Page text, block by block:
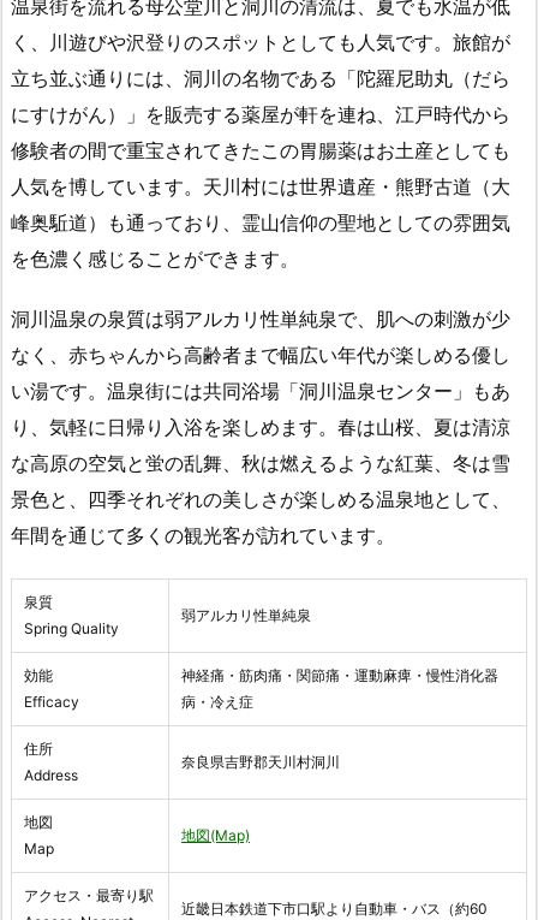
温泉街を流れる母公堂川と洞川の清流は、夏でも水温が低
く、川遊びや沢登りのスポットとしても人気です。旅館が
立ち並ぶ通りには、洞川の名物である「陀羅尼助丸（だら
にすけがん）」を販売する薬屋が軒を連ね、江戸時代から
修験者の間で重宝されてきたこの胃腸薬はお土産としても
人気を博しています。天川村には世界遺産・熊野古道（大
峰奥駈道）も通っており、霊山信仰の聖地としての雰囲気
を色濃く感じることができます。
洞川温泉の泉質は弱アルカリ性単純泉で、肌への刺激が少
なく、赤ちゃんから高齢者まで幅広い年代が楽しめる優し
い湯です。温泉街には共同浴場「洞川温泉センター」もあ
り、気軽に日帰り入浴を楽しめます。春は山桜、夏は清涼
な高原の空気と蛍の乱舞、秋は燃えるような紅葉、冬は雪
景色と、四季それぞれの美しさが楽しめる温泉地として、
年間を通じて多くの観光客が訪れています。
泉質
Spring Quality
弱アルカリ性単純泉
効能
Efficacy
神経痛・筋肉痛・関節痛・運動麻痺・慢性消化器
病・冷え症
住所
Address
奈良県吉野郡天川村洞川
地図
Map
地図(Map)
アクセス・最寄り駅
近畿日本鉄道下市口駅より自動車・バス（約60